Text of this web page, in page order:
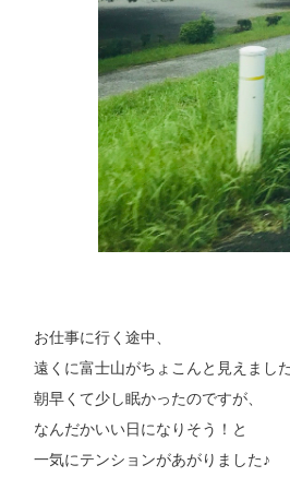
お仕事に行く途中、
遠くに富士山がちょこんと見えまし
朝早くて少し眠かったのですが、
なんだかいい日になりそう！と
一気にテンションがあがりました♪